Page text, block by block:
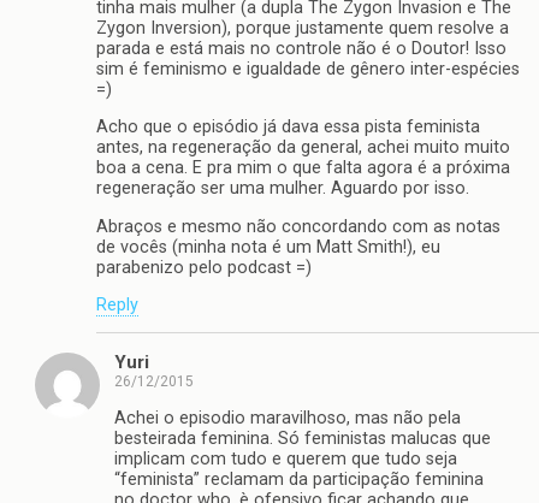
tinha mais mulher (a dupla The Zygon Invasion e The
Zygon Inversion), porque justamente quem resolve a
parada e está mais no controle não é o Doutor! Isso
sim é feminismo e igualdade de gênero inter-espécies
=)
Acho que o episódio já dava essa pista feminista
antes, na regeneração da general, achei muito muito
boa a cena. E pra mim o que falta agora é a próxima
regeneração ser uma mulher. Aguardo por isso.
Abraços e mesmo não concordando com as notas
de vocês (minha nota é um Matt Smith!), eu
parabenizo pelo podcast =)
Reply
Yuri
26/12/2015
Achei o episodio maravilhoso, mas não pela
besteirada feminina. Só feministas malucas que
implicam com tudo e querem que tudo seja
“feminista” reclamam da participação feminina